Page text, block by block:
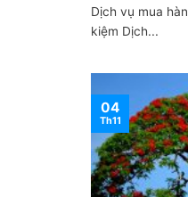
Dịch vụ mua
kiệm Dịch...
04
Th11